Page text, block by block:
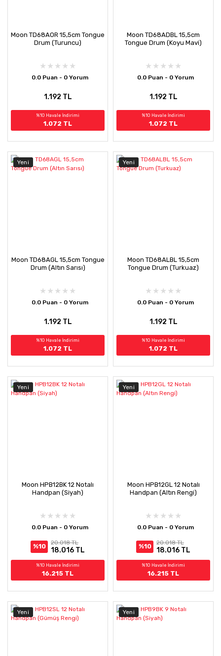
Moon TD68AOR 15,5cm Tongue
Drum (Turuncu)
0.0 Puan - 0 Yorum
1.192 TL
%10 Havale İndirimi
1.072 TL
Moon TD68ADBL 15,5cm
Tongue Drum (Koyu Mavi)
0.0 Puan - 0 Yorum
1.192 TL
%10 Havale İndirimi
1.072 TL
Yeni
Moon TD68AGL 15,5cm Tongue
Drum (Altın Sarısı)
0.0 Puan - 0 Yorum
1.192 TL
%10 Havale İndirimi
1.072 TL
Yeni
Moon TD68ALBL 15,5cm
Tongue Drum (Turkuaz)
0.0 Puan - 0 Yorum
1.192 TL
%10 Havale İndirimi
1.072 TL
Yeni
Moon HPB12BK 12 Notalı
Handpan (Siyah)
0.0 Puan - 0 Yorum
%10
20.018 TL
18.016 TL
%10 Havale İndirimi
16.215 TL
Yeni
Moon HPB12GL 12 Notalı
Handpan (Altın Rengi)
0.0 Puan - 0 Yorum
%10
20.018 TL
18.016 TL
%10 Havale İndirimi
16.215 TL
Yeni Yeni